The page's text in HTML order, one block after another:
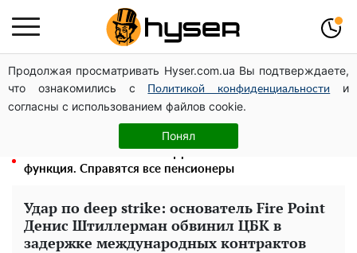
Продолжая просматривать Hyser.com.ua Вы подтверждаете,
что ознакомились с
Политикой конфиденциальности
и
согласны с использованием файлов cookie.
Понял
Елена Тополя слив видео – это далеко не все:
фронтмен "Антитела" Тарас Тополя стал следующим
Полностью голая Анна Тринчер блеснула
"прелестями": таких размеров вы еще не видели
функция. Справятся все пенсионеры
Удар по deep strike: основатель Fire Point
Денис Штиллерман обвинил ЦБК в
задержке международных контрактов